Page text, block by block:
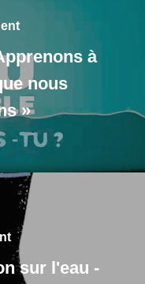
à
nous
»
sur l'eau -